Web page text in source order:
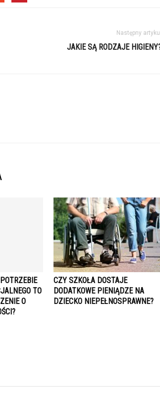
Następny
JAKIE SĄ RODZAJE
TO
O
CZY SZKOŁA DOSTAJE
DODATKOWE PIENIĄDZE NA
DZIECKO NIEPEŁNOSPRAWNE?